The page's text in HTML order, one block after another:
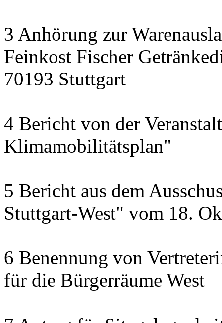
3 Anhörung zur
Feinkost Fischer
70193 Stuttgart
4 Bericht von der
Klimamobilitätsplan"
5 Bericht aus dem
Stuttgart-West" vom 18.
6 Benennung von
für die Bürgerräume West